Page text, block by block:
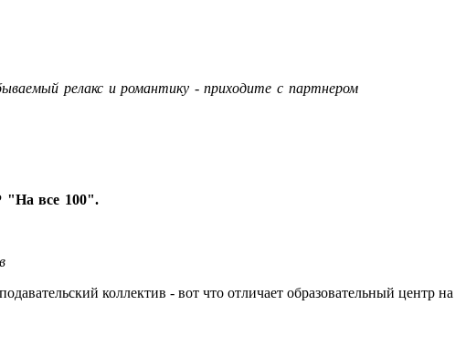
релакс и романтику - приходите с партнером
"На все 100".
коллектив - вот что отличает образовательный центр на